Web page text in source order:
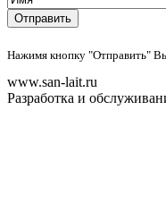
Нажимя кнопку "Отправить"
www.san-lait.ru
Разработка и